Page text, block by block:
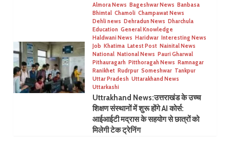
Almora News Bageshwar News Banbasa
Bhimtal Chamoli Champawat News
Dehli news Dehradun News Dharchula
Education General Knowledge
Haldwani News Haridwar Interesting News
Job Khatima Latest Post Nainital News
National National News Pauri Gharwal
Pithauragarh Pitthoragah News Ramnagar
Ranikhet Rudrpur Someshwar Tankpur
Uttar Pradesh Uttarakhand News
Uttarkashi
Uttrakhand News:उत्तराखंड के उच्च
शिक्षण संस्थानों में शुरू होंगे AI कोर्स:
आईआईटी मद्रास के सहयोग से छात्रों को
मिलेगी टेक ट्रेनिंग